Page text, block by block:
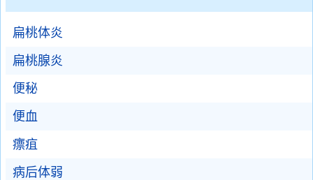
扁桃体炎
扁桃腺炎
便秘
便血
瘭疽
病后体弱